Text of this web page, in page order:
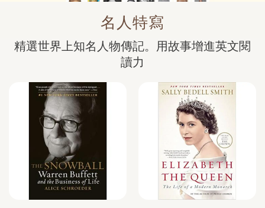
名人特寫
精選世界上知名人物傳記。用故事增進英文閱
讀力